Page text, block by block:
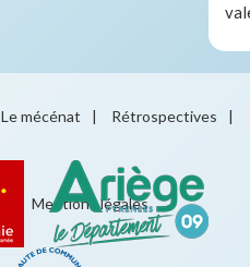
Le mécénat | Rétrospectives |
Mentions légales